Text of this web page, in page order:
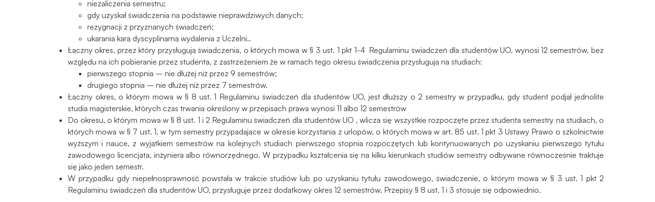
niezaliczenia semestru;
gdy uzyskał świadczenia na podstawie nieprawdziwych danych;
rezygnacji z przyznanych świadczeń;
ukarania karą dyscyplinarną wydalenia z Uczelni..
Łączny okres, przez który przysługują świadczenia, o których mowa w § 3 ust. 1 pkt 1-4 Regulaminu świadczeń dla studentów UO, wynosi 12 semestrów, bez
względu na ich pobieranie przez studenta, z zastrzeżeniem że w ramach tego okresu świadczenia przysługują na studiach:
pierwszego stopnia – nie dłużej niż przez 9 semestrów;
drugiego stopnia – nie dłużej niż przez 7 semestrów.
Łączny okres, o którym mowa w § 8 ust. 1 Regulaminu świadczeń dla studentów UO, jest dłuższy o 2 semestry w przypadku, gdy student podjął jednolite
studia magisterskie, których czas trwania określony w przepisach prawa wynosi 11 albo 12 semestrów
Do okresu, o którym mowa w § 8 ust. 1 i 2 Regulaminu świadczeń dla studentów UO , wlicza się wszystkie rozpoczęte przez studenta semestry na studiach, o
których mowa w § 7 ust. 1, w tym semestry przypadające w okresie korzystania z urlopów, o których mowa w art. 85 ust. 1 pkt 3 Ustawy Prawo o szkolnictwie
wyższym i nauce, z wyjątkiem semestrów na kolejnych studiach pierwszego stopnia rozpoczętych lub kontynuowanych po uzyskaniu pierwszego tytułu
zawodowego licencjata, inżyniera albo równorzędnego. W przypadku kształcenia się na kilku kierunkach studiów semestry odbywane równocześnie traktuje
się jako jeden semestr.
W przypadku gdy niepełnosprawność powstała w trakcie studiów lub po uzyskaniu tytułu zawodowego, świadczenie, o którym mowa w § 3 ust. 1 pkt 2
Regulaminu świadczeń dla studentów UO, przysługuje przez dodatkowy okres 12 semestrów. Przepisy § 8 ust. 1 i 3 stosuje się odpowiednio.
treści i ofert.